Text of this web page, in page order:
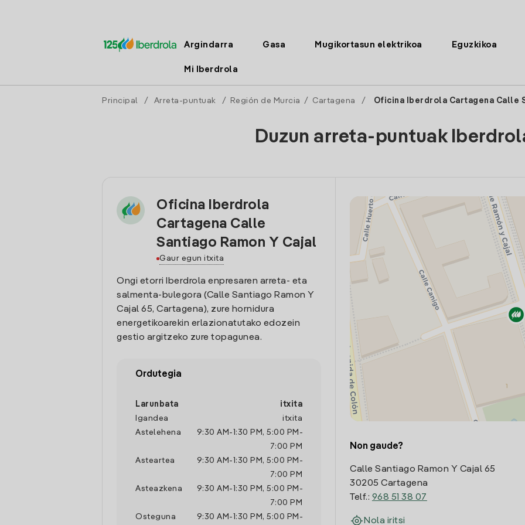
Argindarra Gasa Mugikortasun elektrikoa Eguzkikoa
Mi Iberdrola
Principal / Arreta-puntuak / Región de Murcia / Cartagena / Oficina Iberdrola Cartagena Calle
Duzun arreta-puntuak
Oficina Iberdrola
Cartagena Calle
Santiago Ramon Y Cajal
Gaur egun itxita
Ongi etorri Iberdrola enpresaren arreta- eta
salmenta-bulegora (Calle Santiago Ramon Y
Cajal 65, Cartagena), zure hornidura
energetikoarekin erlazionatutako edozein
gestio argitzeko zure topagunea.
Ordutegia
Larunbata
itxita
Igandea
itxita
Astelehena
9:30 AM - 1:30 PM , 5:00 PM -
7:00 PM
Asteartea
9:30 AM - 1:30 PM , 5:00 PM -
7:00 PM
Asteazkena
9:30 AM - 1:30 PM , 5:00 PM -
7:00 PM
Osteguna
9:30 AM - 1:30 PM , 5:00 PM -
Non gaude?
Calle Santiago Ramon Y Cajal 65
30205 Cartagena
Telf.: 968 51 38 07
Nola iritsi